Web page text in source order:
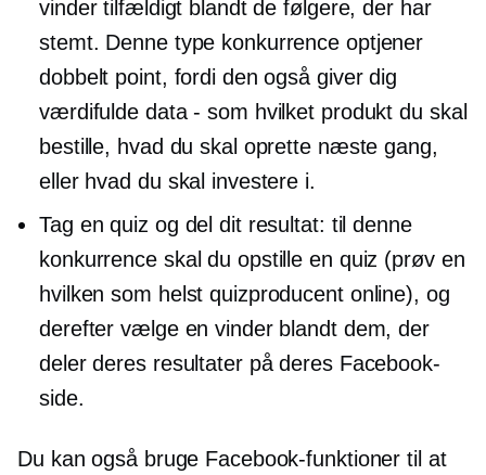
vinder tilfældigt blandt de følgere, der har
stemt. Denne type konkurrence optjener
dobbelt point, fordi den også giver dig
værdifulde data - som hvilket produkt du skal
bestille, hvad du skal oprette næste gang,
eller hvad du skal investere i.
Tag en quiz og del dit resultat: til denne
konkurrence skal du opstille en quiz (prøv en
hvilken som helst quizproducent online), og
derefter vælge en vinder blandt dem, der
deler deres resultater på deres Facebook-
side.
Du kan også bruge Facebook-funktioner til at